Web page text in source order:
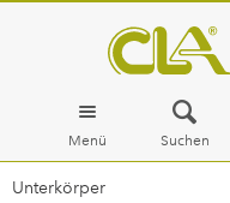
Menü Suchen
Unterkörper